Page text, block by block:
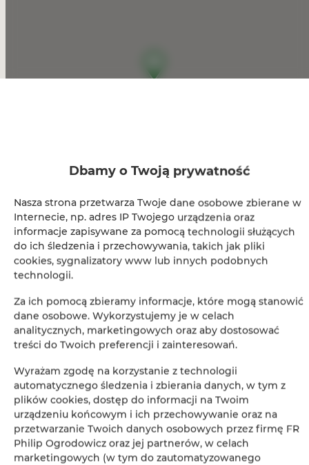
ZOBACZ NA MAPIE
ZAREZERWUJ TERAZ
Udogodnienia
Kuchnia z pełnym wyposażeniem
Kuchnia
Lodówka
Prysznic
Dbamy o Twoją prywatność
Nasza strona przetwarza Twoje dane osobowe zbierane w
Internecie, np. adres IP Twojego urządzenia oraz
informacje zapisywane za pomocą technologii służących
do ich śledzenia i przechowywania, takich jak pliki
cookies, sygnalizatory www lub innych podobnych
technologii.
Za ich pomocą zbieramy informacje, które mogą stanowić
dane osobowe. Wykorzystujemy je w celach
analitycznych, marketingowych oraz aby dostosować
treści do Twoich preferencji i zainteresowań.
Wyrażam zgodę na korzystanie z technologii
automatycznego śledzenia i zbierania danych, w tym z
plików cookies, dostęp do informacji na Twoim
urządzeniu końcowym i ich przechowywanie oraz na
przetwarzanie Twoich danych osobowych przez firmę FR
Philip Ogrodowicz oraz jej partnerów, w celach
marketingowych (w tym do zautomatyzowanego